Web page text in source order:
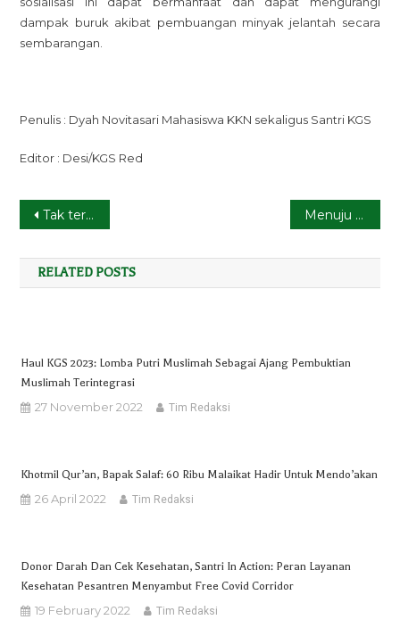
dampak buruk akibat pembuangan minyak jelantah secara
sembarangan.
Penulis : Dyah Novitasari Mahasiswa KKN sekaligus Santri KGS
Editor : Desi/KGS Red
Post
navigation
Tak terduga!!!, Mahasiswa Perikanan UNDIP Temukan Inovasi Baru dengan Mengubah Kopi Robusta Menjadi Jeli. Menuju Sustainable Business: Mahasiswa UNDIP Berperan Aktif dalam Pembuatan Pedoman Pengelolaan Limbah Hasil Produksi Kopi
RELATED POSTS
Haul KGS 2023: Lomba Putri Muslimah Sebagai Ajang Pembuktian
Muslimah Terintegrasi
27 November 2022 Tim Redaksi
Khotmil Qur’an, Bapak Salaf: 60 Ribu Malaikat Hadir Untuk Mendo’akan
26 April 2022 Tim Redaksi
Donor Darah Dan Cek Kesehatan, Santri In Action: Peran Layanan
Kesehatan Pesantren Menyambut Free Covid Corridor
19 February 2022 Tim Redaksi